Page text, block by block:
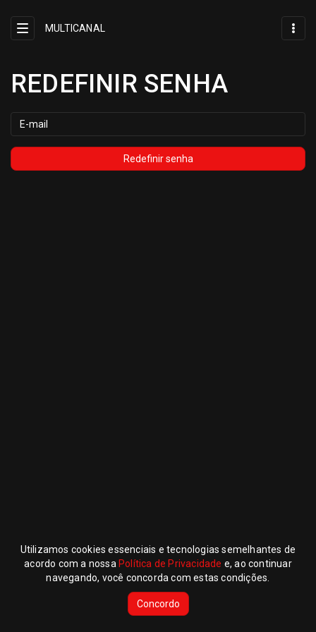
MULTICANAL
HOME
REDEFINIR SENHA
Email
MULTICANAL
Utilizamos cookies essenciais e tecnologias semelhantes de
acordo com a nossa Política de Privacidade e, ao continuar
navegando, você concorda com estas condições.
Concordo